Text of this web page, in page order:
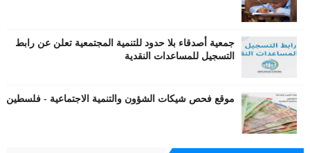
جمعية أصدقاء بلا حدود للتنمية المجتمعية تعلن عن رابط
التسجيل للمساعدات النقدية
موقع فحص شيكات الشؤون والتنمية الاجتماعية - فلسطين